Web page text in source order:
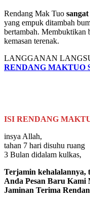
Rendang Mak Tuo
yang empuk ditambah
bertambah⁣. Membuktikan
kemasan terenak.
LANGGANAN
RENDANG MAKTUO
ISI RENDANG
insya Allah⁣,
tahan 7 hari disuhu ruang ⁣
3 Bulan didalam kulkas, ⁣
Terjamin kehalalannya,
Anda Pesan Baru Kami
Jaminan Terima